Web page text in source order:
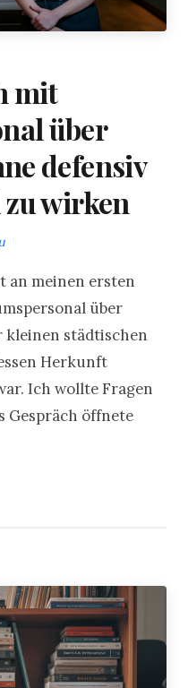
mit
über
defensiv
wirken
an meinen ersten
über
kleinen städtischen
Herkunft
Ich wollte Fragen
Gespräch öffnete